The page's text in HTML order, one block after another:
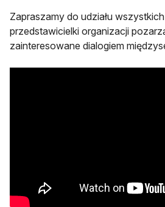
Zapraszamy do udziału
przedstawicielki organizacji
zainteresowane dialogiem